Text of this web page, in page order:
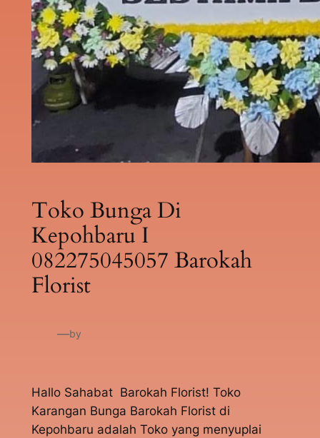
Toko Bunga Di
Kepohbaru I
082275045057 Barokah
Florist
—by
Hallo Sahabat Barokah Florist! Toko
Karangan Bunga Barokah Florist di
Kepohbaru adalah Toko yang menyuplai